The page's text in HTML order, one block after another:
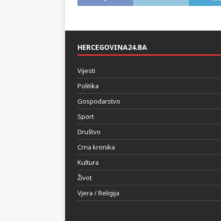
HERCEGOVINA24.BA
Vijesti
Politika
Gospodarstvo
Sport
Društvo
Crna kronika
Kultura
Život
Vjera / Religija